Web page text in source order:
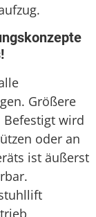
Größere
wird
oder an
ist äußerst